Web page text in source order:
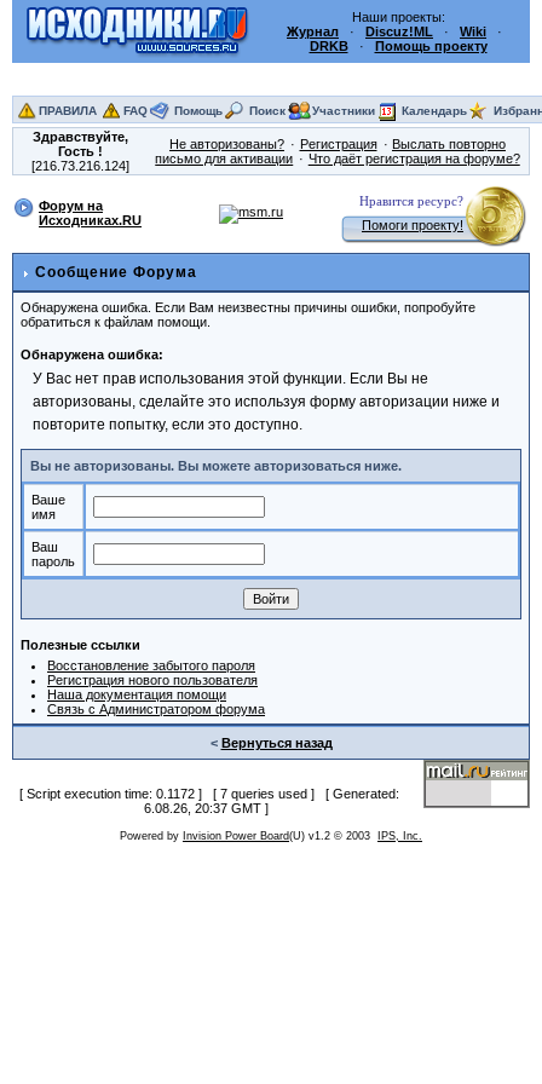
Наши проекты:
Журнал · Discuz!ML · Wiki ·
DRKB· Помощь проекту
ПРАВИЛА FAQ Помощь Поиск Участники Календарь
Здравствуйте,
Гость!
[216.73.216.124]
Не авторизованы? Регистрация
Выслать повторно
письмо для активации
Что даёт регистрация на форуме?
Форум на
Исходниках.RU
Нравится ресурс?
Помоги проекту!
Сообщение Форума
Обнаружена ошибка. Если Вам неизвестны причины ошибки, попробуйте
обратиться к файлам помощи.
Обнаружена ошибка:
У Вас нет прав использования этой функции. Если Вы не
авторизованы, сделайте это используя форму авторизации ниже и
повторите попытку, если это доступно.
Вы не авторизованы. Вы можете авторизоваться ниже.
Ваше
имя
Ваш
пароль
Полезные ссылки
Восстановление забытого пароля
Регистрация нового пользователя
Наша документация помощи
Связь с Администратором форума
< Вернуться назад
[ Script execution time: 0.1172 ] [ 7 queries used ] [ Generated:
6.08.26, 20:37 GMT ]
Powered by Invision Power Board(U) v1.2 © 2003 IPS, Inc.